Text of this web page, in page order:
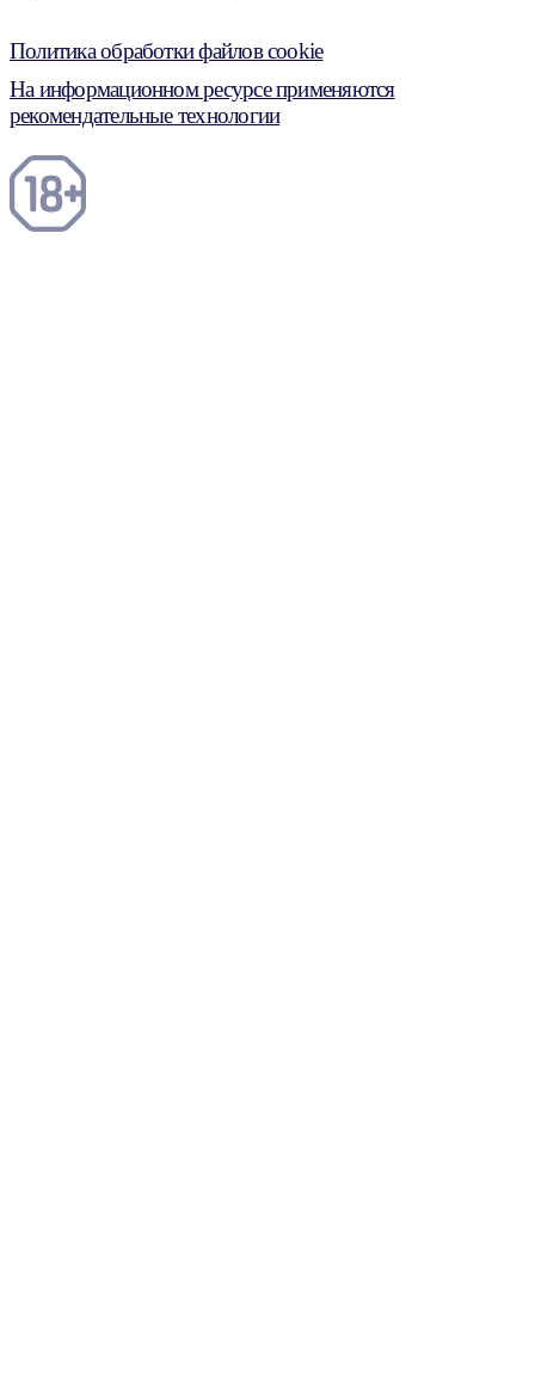
Политика обработки файлов cookie
На информационном ресурсе применяются
рекомендательные технологии